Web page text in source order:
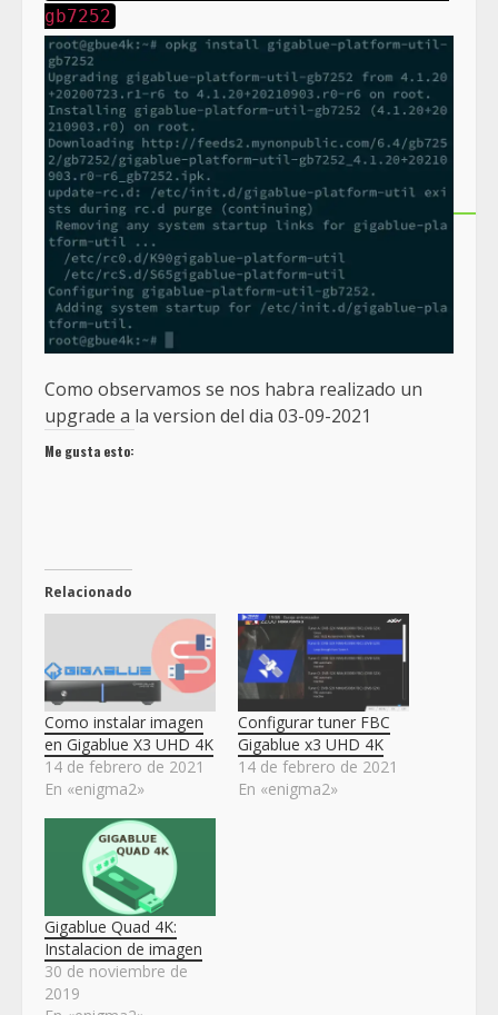
gb7252
Como observamos se nos habra realizado un
upgrade a la version del dia 03-09-2021
Me gusta esto:
Relacionado
Como instalar imagen
en Gigablue X3 UHD 4K
14 de febrero de 2021
En «enigma2»
Configurar tuner FBC
Gigablue x3 UHD 4K
14 de febrero de 2021
En «enigma2»
Gigablue Quad 4K:
Instalacion de imagen
30 de noviembre de
2019